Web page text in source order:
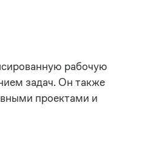
рабочую
задач. Он также
проектами и